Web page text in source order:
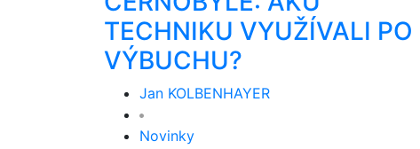
TECHNIKU VYUŽÍVALI PO
VÝBUCHU?
Jan KOLBENHAYER
Novinky